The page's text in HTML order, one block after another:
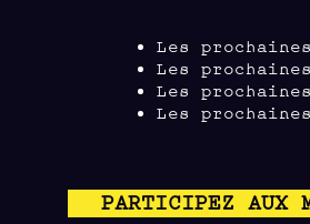
Les
Les
Les
Les
PARTICIPEZ AUX